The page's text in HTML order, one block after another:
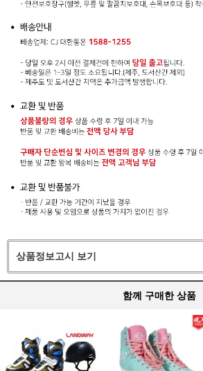
상품정보고시 보기
함께 구매한 상품